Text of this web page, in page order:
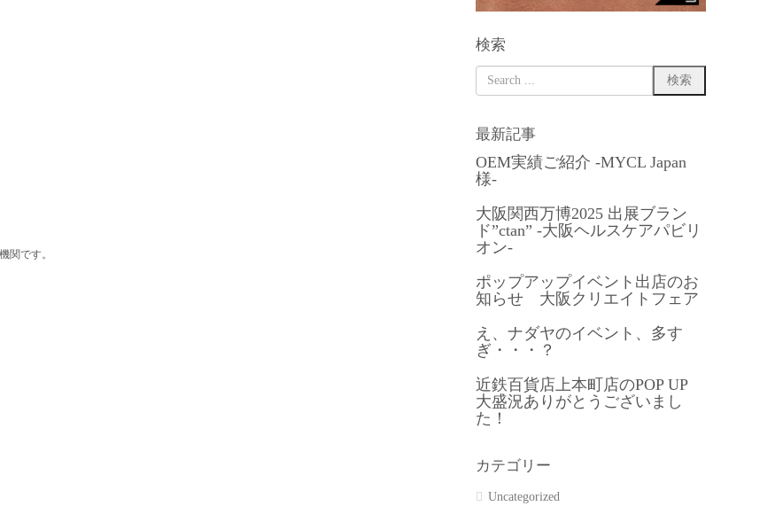
関です。
検索
最新記事
OEM実績ご紹介 -MYCL Japan
様-
大阪関西万博2025 出展ブラン
ド”ctan” -大阪ヘルスケアパビリ
オン-
ポップアップイベント出店のお
知らせ 大阪クリエイトフェア
え、ナダヤのイベント、多す
ぎ・・・？
近鉄百貨店上本町店のPOP UP
大盛況ありがとうございまし
た！
カテゴリー
Uncategorized